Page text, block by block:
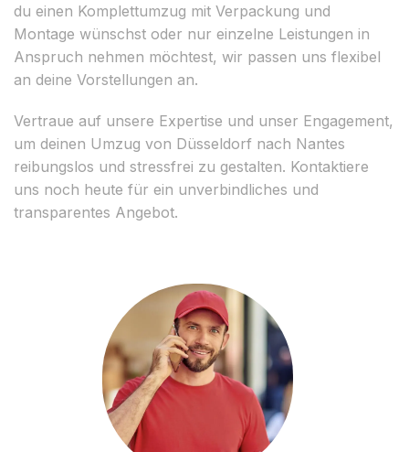
du einen Komplettumzug mit Verpackung und
Montage wünschst oder nur einzelne Leistungen in
Anspruch nehmen möchtest, wir passen uns flexibel
an deine Vorstellungen an.
Vertraue auf unsere Expertise und unser Engagement,
um deinen Umzug von Düsseldorf nach Nantes
reibungslos und stressfrei zu gestalten. Kontaktiere
uns noch heute für ein unverbindliches und
transparentes Angebot.